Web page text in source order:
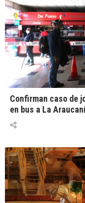
Confirman caso de
en bus a La